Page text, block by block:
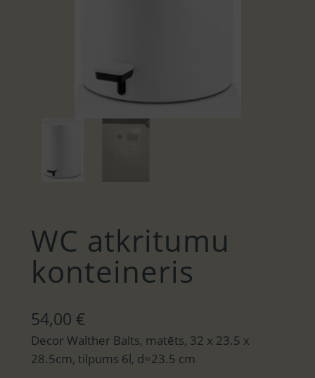
WC atkritumu
konteineris
54,00 €
Decor Walther Balts, matēts, 32 x 23.5 x
28.5cm, tilpums 6l, d=23.5 cm